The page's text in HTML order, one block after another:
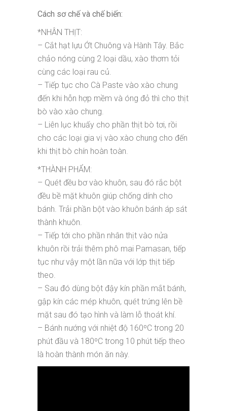
Cách sơ chế và chế biến:
*NHÂN THỊT:
– Cắt hạt lựu Ớt Chuông và Hành Tây. Bắc
chảo nóng cùng 2 loại dầu, xào thơm tỏi
cùng các loại rau củ.
– Tiếp tục cho Cà Paste vào xào chung
đến khi hỗn hợp mềm và óng đỏ thì cho thịt
bò vào xào chung.
– Liên lục khuấy cho phần thịt bò tơi, rồi
cho các loại gia vị vào xào chung cho đến
khi thịt bò chín hoàn toàn.
*THÀNH PHẨM:
– Quét đều bơ vào khuôn, sau đó rắc bột
đều bề mặt khuôn giúp chống dính cho
bánh. Trải phần bột vào khuôn bánh áp sát
thành khuôn.
– Tiếp tới cho phần nhân thịt vào nửa
khuôn rồi trải thêm phô mai Pamasan, tiếp
tục như vậy một lần nữa với lớp thịt tiếp
theo.
– Sau đó dùng bột đậy kín phần mắt bánh,
gập kín các mép khuôn, quét trứng lên bề
mặt sau đó tạo hình và làm lỗ thoát khí.
– Bánh nướng với nhiệt độ 160⁰C trong 20
phút đầu và 180⁰C trong 10 phút tiếp theo
là hoàn thành món ăn này.